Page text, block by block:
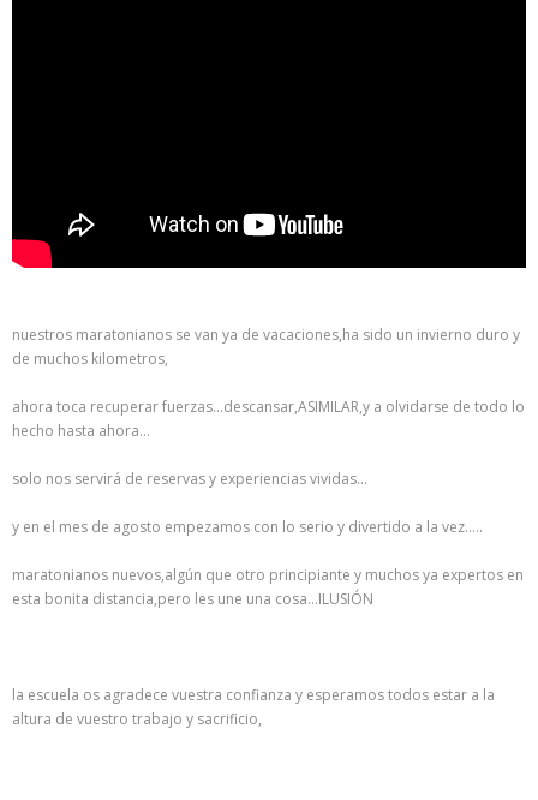
nuestros maratonianos se van ya de vacaciones,ha sido un invierno duro y
de muchos kilometros,
ahora toca recuperar fuerzas…descansar,ASIMILAR,y a olvidarse de todo lo
hecho hasta ahora…
solo nos servirá de reservas y experiencias vividas…
y en el mes de agosto empezamos con lo serio y divertido a la vez…..
maratonianos nuevos,algún que otro principiante y muchos ya expertos en
esta bonita distancia,pero les une una cosa…ILUSIÓN
la escuela os agradece vuestra confianza y esperamos todos estar a la
altura de vuestro trabajo y sacrificio,